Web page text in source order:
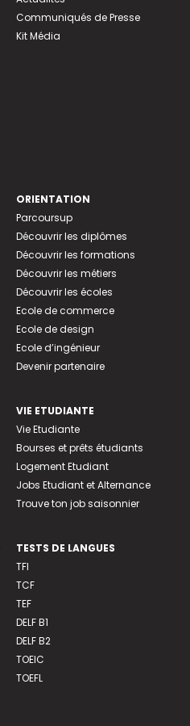
Communiqués de Presse
Kit Média
ORIENTATION
Parcoursup
Découvrir les diplômes
Découvrir les formations
Découvrir les métiers
Découvrir les écoles
Ecole de commerce
Ecole de design
Ecole d’ingénieur
Devenir partenaire
VIE ETUDIANTE
Vie Etudiante
Bourses et prêts étudiants
Logement Etudiant
Jobs Etudiant et Alternance
Trouve ton job saisonnier
TESTS DE LANGUES
TFI
TCF
TEF
DELF B1
DELF B2
TOEIC
TOEFL